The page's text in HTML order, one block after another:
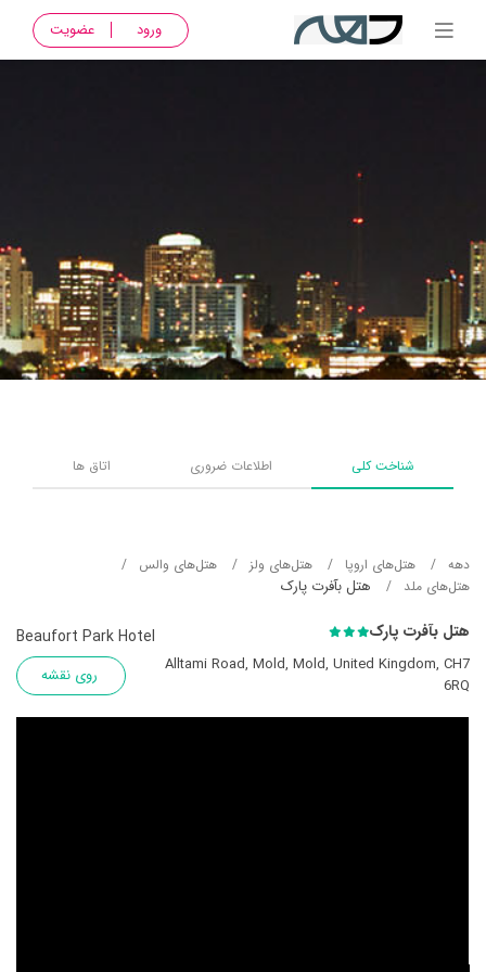
ورود عضویت
شناخت کلی اطلاعات ضروری اتاق ها
دهه هتل‌های اروپا هتل‌های ولز
هتل‌های والس
هتل‌های ملد
هتل بآفرت پارک
هتل بآفرت پارک Beaufort Park Hotel
Alltami Road, Mold, Mold, United Kingdom, CH7
6RQ
روی نقشه